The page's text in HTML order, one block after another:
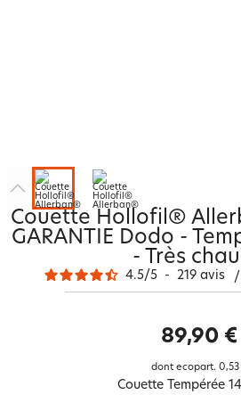
Couette Hollofil®
GARANTIE Dodo -
- Très
4.5/5 - 219 avis /
89,90 €
dont ecopart. 0,53
Couette Tempérée